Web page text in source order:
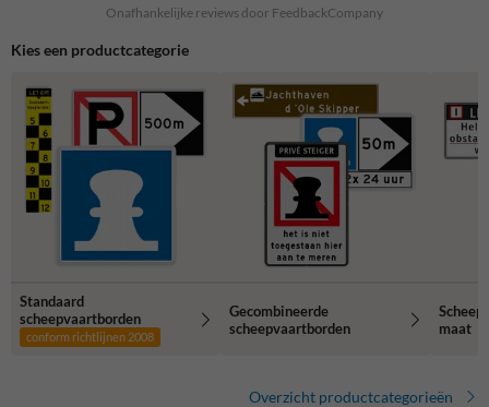
Onafhankelijke reviews door FeedbackCompany
Kies een productcategorie
Standaard
scheepvaartborden
conform richtlijnen 2008
Gecombineerde
scheepvaartborden
maat
Overzicht productcategorieën